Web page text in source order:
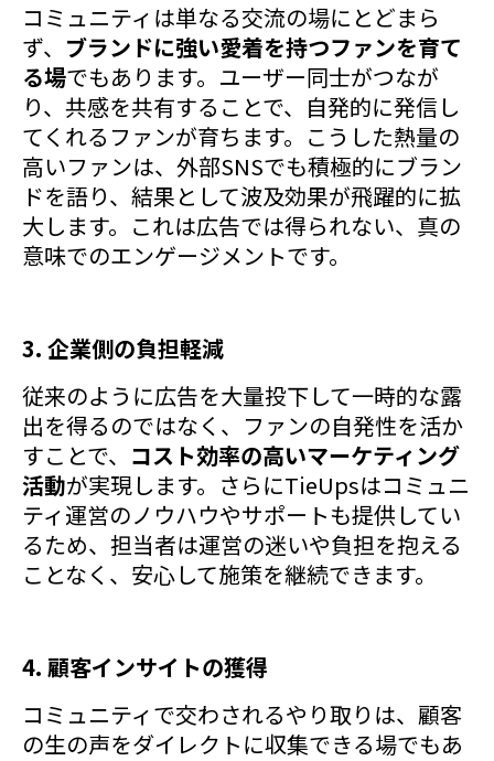
コミュニティは単なる交流の場にとどまら
ず、 ブランドに強い愛着を持つファンを育て
る場でもあります。ユーザー同士がつなが
り、共感を共有することで、自発的に発信し
てくれるファンが育ちます。こうした熱量の
高いファンは、外部SNSでも積極的にブラン
ドを語り、結果として波及効果が飛躍的に拡
大します。これは広告では得られない、真の
意味でのエンゲージメントです。
3. 企業側の負担軽減
従来のように広告を大量投下して一時的な露
出を得るのではなく、ファンの自発性を活か
すことで、 コスト効率の高いマーケティング
活動が実現します。さらにTieUpsはコミュニ
ティ運営のノウハウやサポートも提供してい
るため、担当者は運営の迷いや負担を抱える
ことなく、安心して施策を継続できます。
4. 顧客インサイトの獲得
コミュニティで交わされるやり取りは、顧客
の生の声をダイレクトに収集できる場でもあ